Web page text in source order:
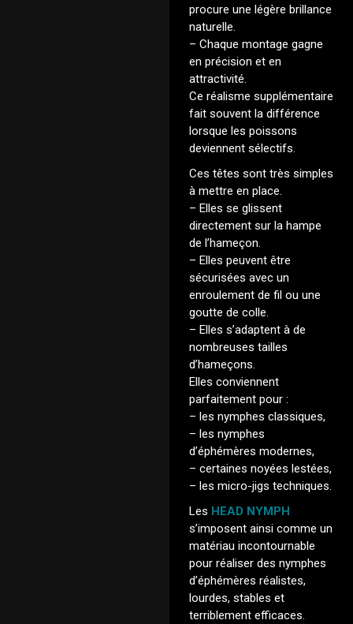
procure une légère brillance
naturelle.
– Chaque montage gagne
en précision et en
attractivité.
Ce réalisme supplémentaire
fait souvent la différence
lorsque les poissons
deviennent sélectifs.
Ces têtes sont très simples
à mettre en place.
– Elles se glissent
directement sur la hampe
de l’hameçon.
– Elles peuvent être
sécurisées avec un
enroulement de fil ou une
goutte de colle.
– Elles s’adaptent à de
nombreuses tailles
d’hameçons.
Elles conviennent
parfaitement pour :
– les nymphes classiques,
– les nymphes
d’éphémères modernes,
– certaines noyées lestées,
– les micro-jigs techniques.
Les HEAD NYMPH
s’imposent ainsi comme un
matériau incontournable
pour réaliser des nymphes
d’éphémères réalistes,
lourdes, stables et
terriblement efficaces.